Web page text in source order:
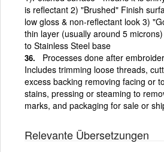
is reflectant 2) "Brushed" Finish
low gloss & non-reflectant look 3)
thin layer (usually around 5
to Stainless Steel base
Processes done after
Includes trimming loose threads,
excess backing removing facing or
stains, pressing or steaming to
marks, and packaging for sale or
Relevante Übersetzungen